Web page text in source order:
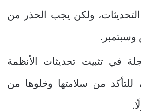
ولكن يجب الحذر من
في تثبيت تحديثات الأنظمة
للتأكد من سلامتها وخلوها من